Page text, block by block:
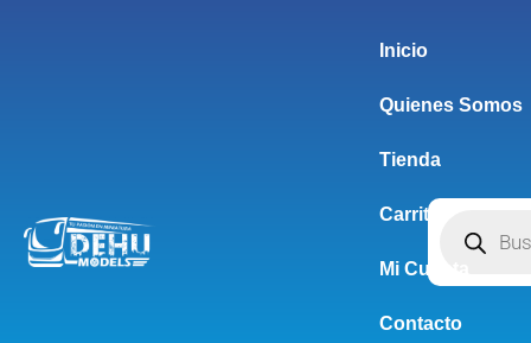
Inicio
Quienes Somos
Tienda
Carrito
Mi Cuenta
Contacto